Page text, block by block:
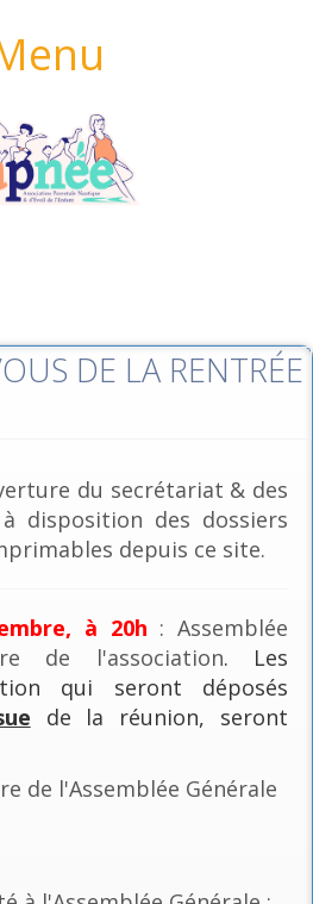
DE LA RENTRÉE
du secrétariat & des
disposition des dossiers
depuis ce site.
à 20h : Assemblée
de l'association. Les
qui seront déposés
de la réunion, seront
de l'Assemblée Générale